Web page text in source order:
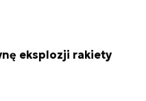
eksplozji rakiety